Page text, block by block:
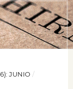
JUNIO /